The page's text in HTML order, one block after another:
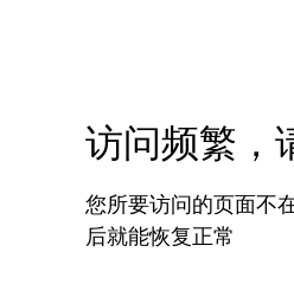
访问频繁，
您所要访问的页面不
后就能恢复正常